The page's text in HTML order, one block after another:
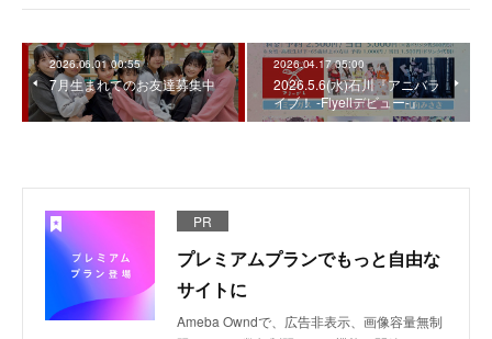
2026.06.01 00:55
7月生まれてのお友達募集中
2026.04.17 05:00
2026.5.6(水)石川『アニバラ
イブ！ -Flyellデビュー-』
PR
プレミアムプランでもっと自由な
サイトに
Ameba Owndで、広告非表示、画像容量無制